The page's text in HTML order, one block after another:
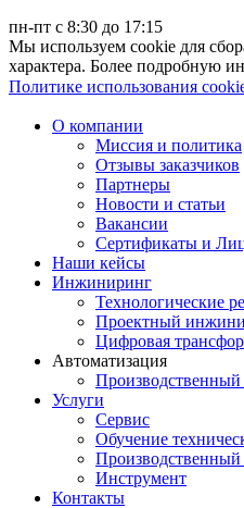
пн-пт с 8:30 до 17:15
Мы используем cookie для
характера. Более подробную
Политике использования
О компании
Миссия и политика
Отзывы заказчиков
Партнеры
Новости и статьи
Вакансии
Сертификаты и
Наши кейсы
Инжиниринг
Технологические
Проектный
Цифровая
Автоматизация
Производственный
Услуги
Сервис
Обучение
Производственный
Инструмент
Контакты